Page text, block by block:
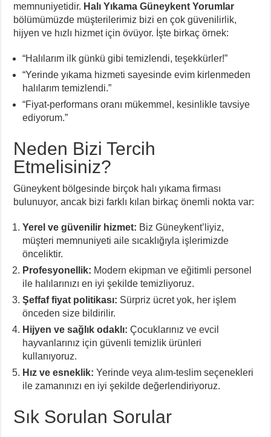
memnuniyetidir. Halı Yıkama Güneykent Yorumlar
bölümümüzde müşterilerimiz bizi en çok güvenilirlik,
hijyen ve hızlı hizmet için övüyor. İşte birkaç örnek:
“Halılarım ilk günkü gibi temizlendi, teşekkürler!”
“Yerinde yıkama hizmeti sayesinde evim kirlenmeden
halılarım temizlendi.”
“Fiyat-performans oranı mükemmel, kesinlikle tavsiye
ediyorum.”
Neden Bizi Tercih
Etmelisiniz?
Güneykent bölgesinde birçok halı yıkama firması
bulunuyor, ancak bizi farklı kılan birkaç önemli nokta var:
Yerel ve güvenilir hizmet: Biz Güneykent’liyiz,
müşteri memnuniyeti aile sıcaklığıyla işlerimizde
önceliktir.
Profesyonellik: Modern ekipman ve eğitimli personel
ile halılarınızı en iyi şekilde temizliyoruz.
Şeffaf fiyat politikası: Sürpriz ücret yok, her işlem
önceden size bildirilir.
Hijyen ve sağlık odaklı: Çocuklarınız ve evcil
hayvanlarınız için güvenli temizlik ürünleri
kullanıyoruz.
Hız ve esneklik: Yerinde veya alım-teslim seçenekleri
ile zamanınızı en iyi şekilde değerlendiriyoruz.
Sık Sorulan Sorular